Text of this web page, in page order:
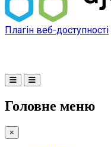
Плагін веб-доступності
Головне меню
×